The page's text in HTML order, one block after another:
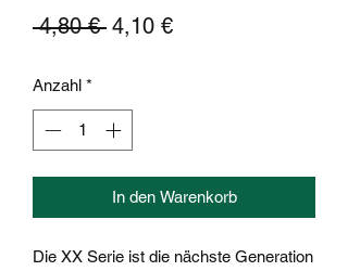
4,80 € Standardpreis
4,10 €Sale-
Anzahl *
In den Warenkorb
Die XX Serie ist die nächste Generation